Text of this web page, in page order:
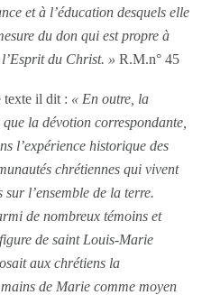
et à l’éducation desquels elle
du don qui est propre à
du Christ. » R.M.n° 45
texte il dit : « En outre, la
la dévotion correspondante,
l’expérience historique des
chrétiennes qui vivent
l’ensemble de la terre.
de nombreux témoins et
de saint Louis-Marie
aux chrétiens la
de Marie comme moyen